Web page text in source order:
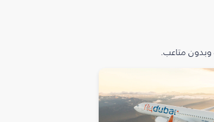
وبدون متاعب.